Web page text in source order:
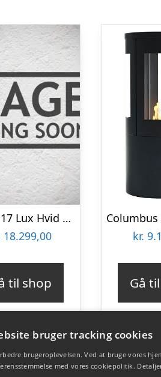
Aduro 17 Lux Hvid Brændeovn
18.299,00
til shop
kr.
Gå
bruger tracking cookies
brugeroplevelsen. Ved at bruge vores
med vores cookiepolitik.